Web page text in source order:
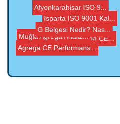
G Belgesi, Agrega CE...
Afyonkarahisar ISO 9...
Muğla Agrega Analiz...
G Belgesi, Agrega CE...
G Belgesi Nedir? Nas...
Isparta ISO 9001 Kal...
Agrega CE Performans...